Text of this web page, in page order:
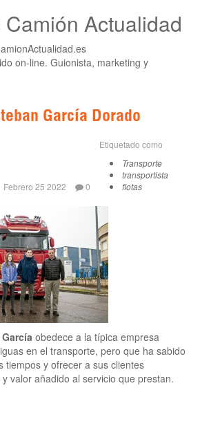
Actualidad
on-line. Guionista, marketing y
García Dorado
Febrero 25 2022 0
Etiquetado como
Transporte
transportista
flotas
obedece a la típica empresa
en el transporte, pero que ha sabido
tiempos y ofrecer a sus clientes
valor añadido al servicio que prestan.